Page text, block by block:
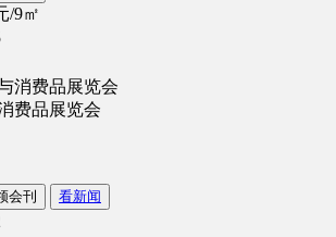
/9㎡
费品展览会
会刊 看新闻